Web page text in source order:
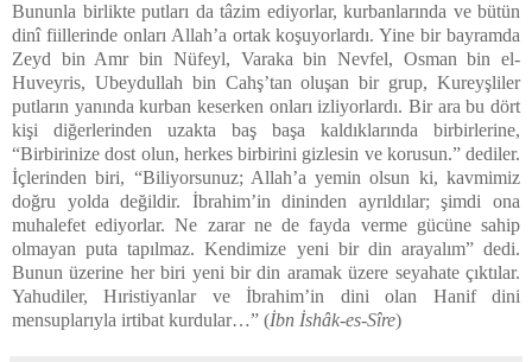
Bununla birlikte putları da tâzim ediyorlar, kurbanlarında ve bütün
dinî fiillerinde onları Allah’a ortak koşuyorlardı. Yine bir bayramda
Zeyd bin Amr bin Nüfeyl, Varaka bin Nevfel, Osman bin el-
Huveyris, Ubeydullah bin Cahş’tan oluşan bir grup, Kureyşliler
putların yanında kurban keserken onları izliyorlardı. Bir ara bu dört
kişi diğerlerinden uzakta baş başa kaldıklarında birbirlerine,
“Birbirinize dost olun, herkes birbirini gizlesin ve korusun.” dediler.
İçlerinden biri, “Biliyorsunuz; Allah’a yemin olsun ki, kavmimiz
doğru yolda değildir. İbrahim’in dininden ayrıldılar; şimdi ona
muhalefet ediyorlar. Ne zarar ne de fayda verme gücüne sahip
olmayan puta tapılmaz. Kendimize yeni bir din arayalım” dedi.
Bunun üzerine her biri yeni bir din aramak üzere seyahate çıktılar.
Yahudiler, Hıristiyanlar ve İbrahim’in dini olan Hanif dini
mensuplarıyla irtibat kurdular…” (İbn İshâk-es-Sîre)